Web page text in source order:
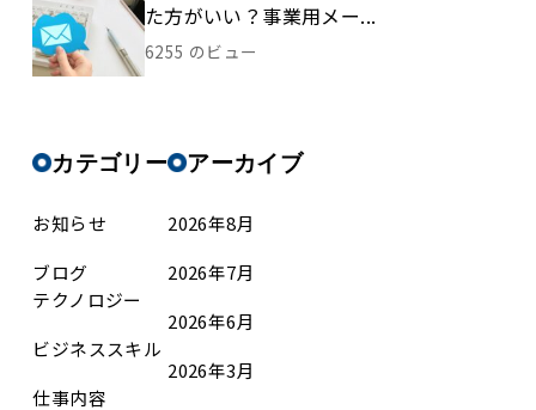
た方がいい？事業用メー...
6255 のビュー
カテゴリー
お知らせ
ブログ
テクノロジー
ビジネススキル
仕事内容
アーカイブ
2026年8月
2026年7月
2026年6月
2026年3月